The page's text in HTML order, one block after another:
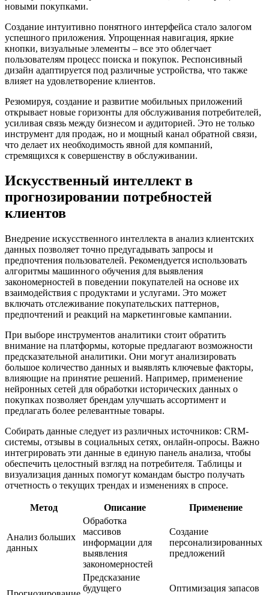
новыми покупками.
Создание интуитивно понятного интерфейса стало залогом
успешного приложения. Упрощенная навигация, яркие
кнопки, визуальные элементы – все это облегчает
пользователям процесс поиска и покупок. Респонсивный
дизайн адаптируется под различные устройства, что также
влияет на удовлетворение клиентов.
Резюмируя, создание и развитие мобильных приложений
открывает новые горизонты для обслуживания потребителей,
усиливая связь между бизнесом и аудиторией. Это не только
инструмент для продаж, но и мощный канал обратной связи,
что делает их необходимость явной для компаний,
стремящихся к совершенству в обслуживании.
Искусственный интеллект в
прогнозировании потребностей
клиентов
Внедрение искусственного интеллекта в анализ клиентских
данных позволяет точно предугадывать запросы и
предпочтения пользователей. Рекомендуется использовать
алгоритмы машинного обучения для выявления
закономерностей в поведении покупателей на основе их
взаимодействия с продуктами и услугами. Это может
включать отслеживание покупательских паттернов,
предпочтений и реакций на маркетинговые кампании.
При выборе инструментов аналитики стоит обратить
внимание на платформы, которые предлагают возможности
предсказательной аналитики. Они могут анализировать
большое количество данных и выявлять ключевые факторы,
влияющие на принятие решений. Например, применение
нейронных сетей для обработки исторических данных о
покупках позволяет брендам улучшать ассортимент и
предлагать более релевантные товары.
Собирать данные следует из различных источников: CRM-
системы, отзывы в социальных сетях, онлайн-опросы. Важно
интегрировать эти данные в единую панель анализа, чтобы
обеспечить целостный взгляд на потребителя. Таблицы и
визуализация данных помогут командам быстро получать
отчетность о текущих трендах и изменениях в спросе.
Метод Описание Применение
Анализ больших
данных
Обработка
массивов
информации для
выявления
закономерностей
Создание
персонализированных
предложений
Предсказание
будущего
Оптимизация запасов